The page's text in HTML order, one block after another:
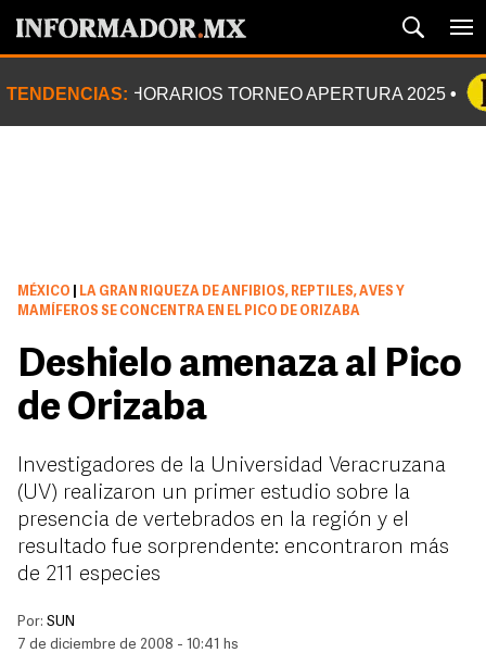
TENDENCIAS: HORARIOS TORNEO APERTURA 2025
MÉXICO
LA GRAN RIQUEZA DE ANFIBIOS, REPTILES, AVES Y
MAMÍFEROS SE CONCENTRA EN EL PICO DE ORIZABA
Deshielo amenaza al Pico
de Orizaba
Investigadores de la Universidad Veracruzana
(UV) realizaron un primer estudio sobre la
presencia de vertebrados en la región y el
resultado fue sorprendente: encontraron más
de 211 especies
Por: SUN
7 de diciembre de 2008 - 10:41 hs